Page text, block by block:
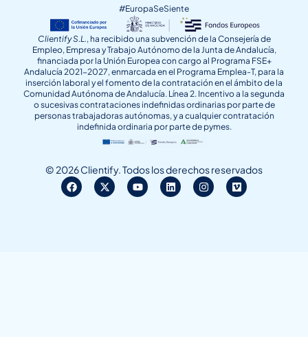
#EuropaSeSiente
Clientify S.L., ha recibido una subvención de la Consejería de
Empleo, Empresa y Trabajo Autónomo de la Junta de Andalucía,
financiada por la Unión Europea con cargo al Programa FSE+
Andalucía 2021-2027, enmarcada en el Programa Emplea-T, para la
inserción laboral y el fomento de la contratación en el ámbito de la
Comunidad Autónoma de Andalucía. Línea 2. Incentivo a la segunda
o sucesivas contrataciones indefinidas ordinarias por parte de
personas trabajadoras autónomas, y a cualquier contratación
indefinida ordinaria por parte de pymes.
© 2026 Clientify. Todos los derechos reservados